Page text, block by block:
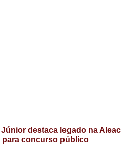
destaca legado na Aleac
para concurso público